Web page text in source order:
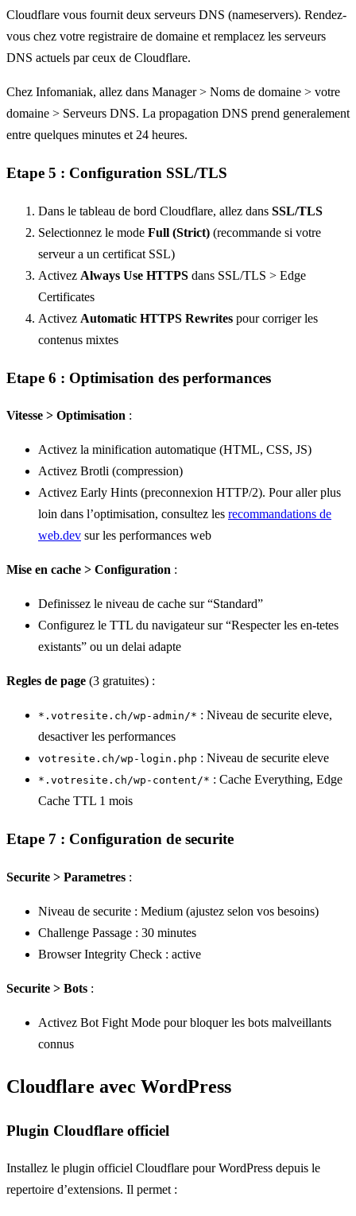
Cloudflare vous fournit deux serveurs DNS (nameservers). Rendez-
vous chez votre registraire de domaine et remplacez les serveurs
DNS actuels par ceux de Cloudflare.
Chez Infomaniak, allez dans Manager > Noms de domaine > votre
domaine > Serveurs DNS. La propagation DNS prend generalement
entre quelques minutes et 24 heures.
Etape 5 : Configuration SSL/TLS
Dans le tableau de bord Cloudflare, allez dans SSL/TLS
Selectionnez le mode Full (Strict) (recommande si votre
serveur a un certificat SSL)
Activez Always Use HTTPS dans SSL/TLS > Edge
Certificates
Activez Automatic HTTPS Rewrites pour corriger les
contenus mixtes
Etape 6 : Optimisation des performances
Vitesse > Optimisation :
Activez la minification automatique (HTML, CSS, JS)
Activez Brotli (compression)
Activez Early Hints (preconnexion HTTP/2). Pour aller plus
loin dans l’optimisation, consultez les recommandations de
web.dev sur les performances web
Mise en cache > Configuration :
Definissez le niveau de cache sur “Standard”
Configurez le TTL du navigateur sur “Respecter les en-tetes
existants” ou un delai adapte
Regles de page (3 gratuites) :
*.votresite.ch/wp-admin/* : Niveau de securite eleve,
desactiver les performances
votresite.ch/wp-login.php : Niveau de securite eleve
*.votresite.ch/wp-content/* : Cache Everything, Edge
Cache TTL 1 mois
Etape 7 : Configuration de securite
Securite > Parametres :
Niveau de securite : Medium (ajustez selon vos besoins)
Challenge Passage : 30 minutes
Browser Integrity Check : active
Securite > Bots :
Activez Bot Fight Mode pour bloquer les bots malveillants
connus
Cloudflare avec WordPress
Plugin Cloudflare officiel
Installez le plugin officiel Cloudflare pour WordPress depuis le
repertoire d’extensions. Il permet :